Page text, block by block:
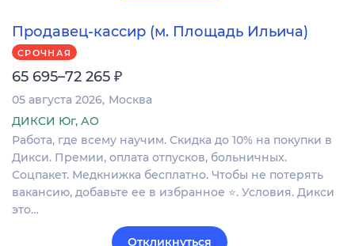
Продавец-кассир (м. Площадь Ильича)
СРОЧНАЯ
65 695–72 265 ₽
05 августа 2026 Москва
ДИКСИ Юг, АО
Работа, где всему научим. Скидка до 10% на покупки в
Дикси. Премии, оплата отпусков, больничных.
Соцпакет. Медкнижка бесплатно. Чтобы не потерять
вакансию, добавьте ее в избранное ⭐. Условия. Дикси
это…
Откликнуться